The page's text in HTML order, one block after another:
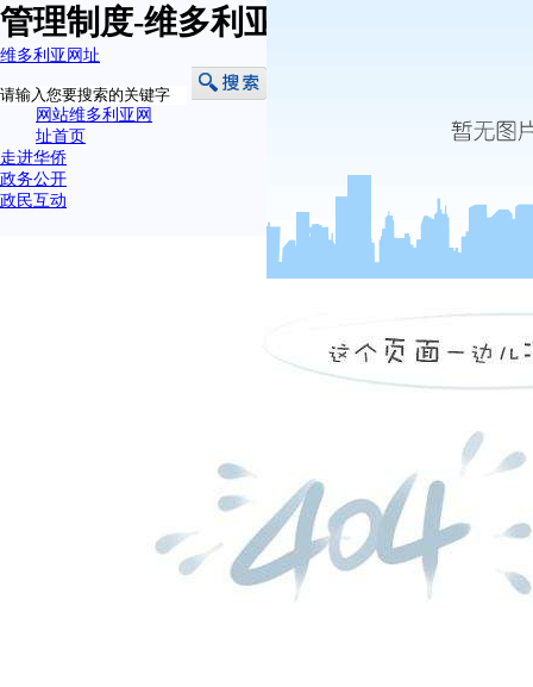
管理制度-维多利亚网址
维多利亚网址
网站维多利亚网
址首页
走进华侨
政务公开
政民互动